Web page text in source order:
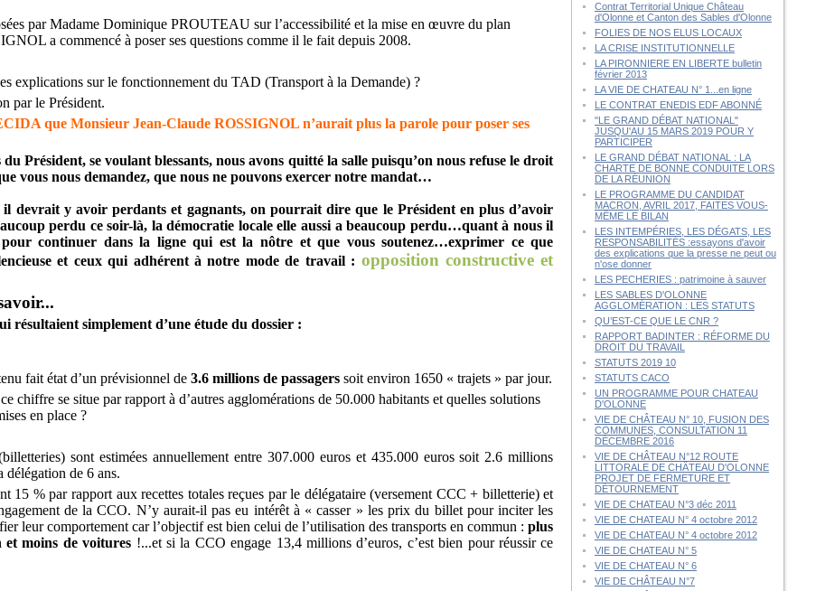
par Madame Dominique PROUTEAU sur l’accessibilité et la mise en œuvre du plan
a commencé à poser ses questions comme il le fait depuis 2008.
explications sur le fonctionnement du TAD (Transport à la Demande) ?
par le Président.
que Monsieur Jean-Claude ROSSIGNOL n’aurait plus la parole pour poser ses
Président, se voulant blessants, nous avons quitté la salle puisqu’on nous refuse le droit
vous nous demandez, que nous ne pouvons exercer notre mandat…
il devrait y avoir perdants et gagnants, on pourrait dire que le Président en plus d’avoir
perdu ce soir-là, la démocratie locale elle aussi a beaucoup perdu…quant à nous il
continuer dans la ligne qui est la nôtre et que vous soutenez…exprimer ce que
et ceux qui adhérent à notre mode de travail : opposition constructive et
résultaient simplement d’une étude du dossier :
fait état d’un prévisionnel de3.6 millions de passagers soit environ 1650 « trajets » par jour.
chiffre se situe par rapport à d’autres agglomérations de 50.000 habitants et quelles solutions
en place ?
sont estimées annuellement entre 307.000 euros et 435.000 euros soit 2.6 millions
délégation de 6 ans.
15 % par rapport aux recettes totales reçues par le délégataire (versement CCC + billetterie) et
de la CCO. N’y aurait-il pas eu intérêt à « casser » les prix du billet pour inciter les
leur comportement car l’objectif est bien celui de l’utilisation des transports en commun :plus
moins de voitures !...et si la CCO engage 13,4 millions d’euros, c’est bien pour réussir ce
Contrat Territorial Unique Château
d'Olonne et Canton des Sables d'Olonne
FOLIES DE NOS ELUS LOCAUX
LA CRISE INSTITUTIONNELLE
LA PIRONNIERE EN LIBERTE bulletin
février 2013
LA VIE DE CHATEAU N° 1...en ligne
LE CONTRAT ENEDIS EDF ABONNÉ
"LE GRAND DÉBAT NATIONAL"
JUSQU'AU 15 MARS 2019 POUR Y
PARTICIPER
LE GRAND DÉBAT NATIONAL : LA
CHARTE DE BONNE CONDUITE LORS
DE LA RÉUNION
LE PROGRAMME DU CANDIDAT
MACRON, AVRIL 2017, FAITES VOUS-
MÊME LE BILAN
LES INTEMPÉRIES, LES DÉGATS, LES
RESPONSABILITÉS :essayons d'avoir
des explications que la presse ne peut ou
n'ose donner
LES PECHERIES : patrimoine à sauver
LES SABLES D'OLONNE
AGGLOMÉRATION : LES STATUTS
QU’EST-CE QUE LE CNR ?
RAPPORT BADINTER : RÉFORME DU
DROIT DU TRAVAIL
STATUTS 2019 10
STATUTS CACO
UN PROGRAMME POUR CHATEAU
D'OLONNE
VIE DE CHÂTEAU N° 10, FUSION DES
COMMUNES, CONSULTATION 11
DÉCEMBRE 2016
VIE DE CHÂTEAU N°12 ROUTE
LITTORALE DE CHÂTEAU D'OLONNE
PROJET DE FERMETURE ET
DÉTOURNEMENT
VIE DE CHATEAU N°3 déc 2011
VIE DE CHATEAU N° 4 octobre 2012
VIE DE CHATEAU N° 4 octobre 2012
VIE DE CHATEAU N° 5
VIE DE CHATEAU N° 6
VIE DE CHÂTEAU N°7